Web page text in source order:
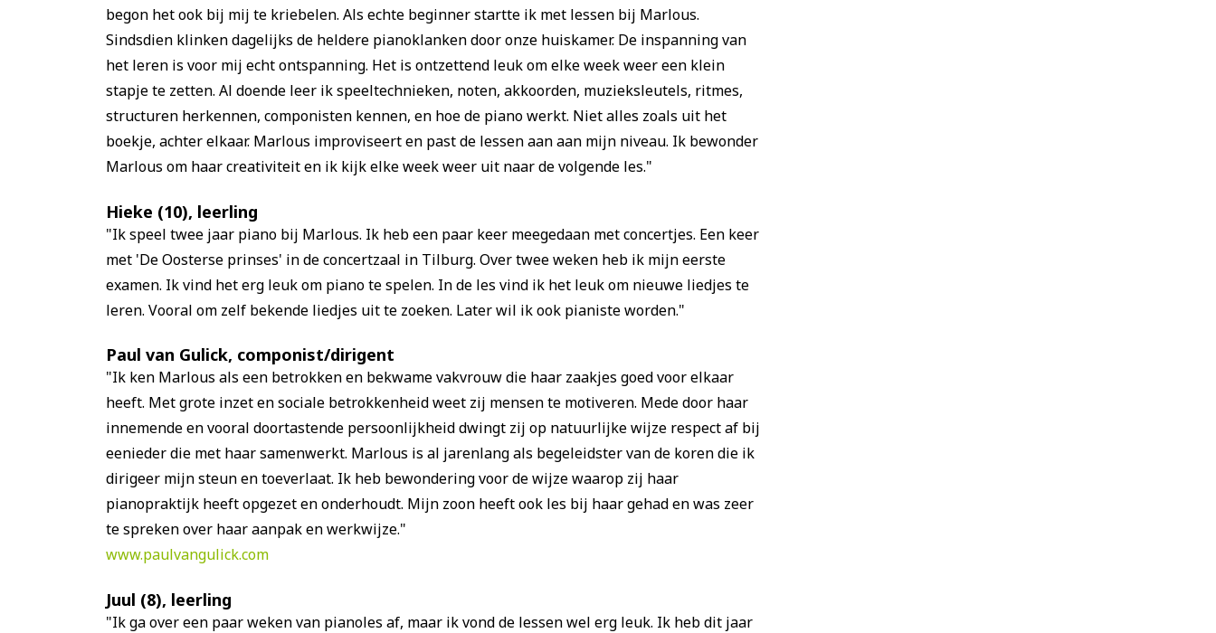
begon het ook bij mij te kriebelen. Als echte beginner startte ik met lessen bij Marlous.
Sindsdien klinken dagelijks de heldere pianoklanken door onze huiskamer. De inspanning van
het leren is voor mij echt ontspanning. Het is ontzettend leuk om elke week weer een klein
stapje te zetten. Al doende leer ik speeltechnieken, noten, akkoorden, muzieksleutels, ritmes,
structuren herkennen, componisten kennen, en hoe de piano werkt. Niet alles zoals uit het
boekje, achter elkaar. Marlous improviseert en past de lessen aan aan mijn niveau. Ik bewonder
Marlous om haar creativiteit en ik kijk elke week weer uit naar de volgende les."
Hieke (10), leerling
"Ik speel twee jaar piano bij Marlous. Ik heb een paar keer meegedaan met concertjes. Een keer
met 'De Oosterse prinses' in de concertzaal in Tilburg. Over twee weken heb ik mijn eerste
examen. Ik vind het erg leuk om piano te spelen. In de les vind ik het leuk om nieuwe liedjes te
leren. Vooral om zelf bekende liedjes uit te zoeken. Later wil ik ook pianiste worden."
Paul van Gulick, componist/dirigent
"Ik ken Marlous als een betrokken en bekwame vakvrouw die haar zaakjes goed voor elkaar
heeft. Met grote inzet en sociale betrokkenheid weet zij mensen te motiveren. Mede door haar
innemende en vooral doortastende persoonlijkheid dwingt zij op natuurlijke wijze respect af bij
eenieder die met haar samenwerkt. Marlous is al jarenlang als begeleidster van de koren die ik
dirigeer mijn steun en toeverlaat. Ik heb bewondering voor de wijze waarop zij haar
pianopraktijk heeft opgezet en onderhoudt. Mijn zoon heeft ook les bij haar gehad en was zeer
te spreken over haar aanpak en werkwijze."
www.paulvangulick.com
Juul (8), leerling
"Ik ga over een paar weken van pianoles af, maar ik vond de lessen wel erg leuk. Ik heb dit jaar